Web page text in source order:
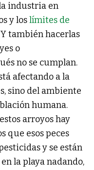
industria en
y loslímites de
Y también hacerlas
o
no se cumplan.
afectando a la
sino del ambiente
humana.
arroyos hay
que esos peces
y se están
la playa nadando,